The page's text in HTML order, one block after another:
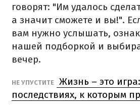
говорят: "Им удалось
а значит сможете и вы!".
вам нужно услышать,
нашей подборкой и
вечер.
НЕ УПУСТИТЕ
Жизнь – это
последствиях, к которым